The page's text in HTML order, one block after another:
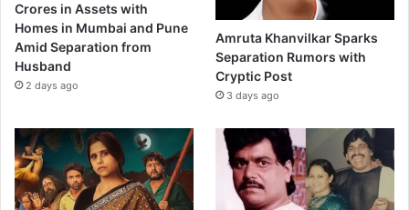
Crores in Assets with
Homes in Mumbai and Pune
Amid Separation from
Husband
2 days ago
Amruta Khanvilkar Sparks
Separation Rumors with
Cryptic Post
3 days ago